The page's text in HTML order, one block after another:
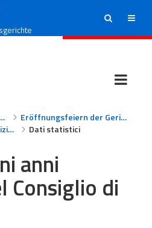
ricerca menu
Verwaltungsgerichtsbarkeit
Eröffnungsfeiern der Gerichtsjahre
Inaugurazione anni giudiziari - Consiglio di Stato
Dati statistici
anni
Consiglio di